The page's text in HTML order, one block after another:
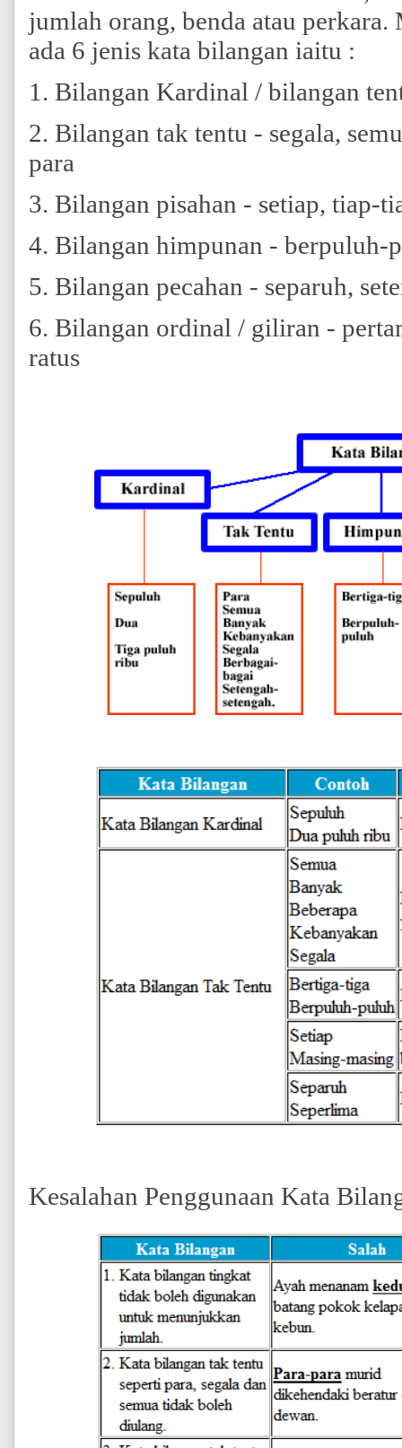
jumlah orang, benda atau
ada 6 jenis kata bilangan iaitu :
1. Bilangan Kardinal / bilangan
2. Bilangan tak tentu - segala,
para
3. Bilangan pisahan - setiap, tiap-
4. Bilangan himpunan - berpuluh-
5. Bilangan pecahan - separuh,
6. Bilangan ordinal / giliran -
ratus
Kesalahan Penggunaan Kata